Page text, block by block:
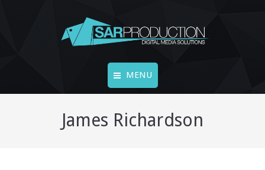
MENU
FINE ART
James Richardson